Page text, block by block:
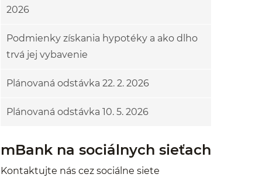
2026
Podmienky získania hypotéky a ako dlho
trvá jej vybavenie
Plánovaná odstávka 22. 2. 2026
Plánovaná odstávka 10. 5. 2026
mBank na sociálnych sieťach
Kontaktujte nás cez sociálne siete